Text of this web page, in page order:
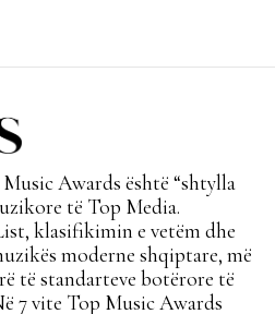
Awards është “shtylla
të Top Media.
klasifikimin e vetëm dhe
moderne shqiptare, më
të standarteve botërore të
7 vite Top Music Awards